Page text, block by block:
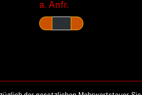
a. Anfr.